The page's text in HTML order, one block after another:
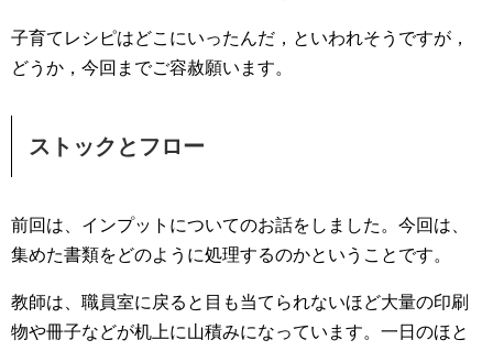
子育てレシピはどこにいったんだ，といわれそうですが，
どうか，今回までご容赦願います。
ストックとフロー
前回は、インプットについてのお話をしました。今回は、
集めた書類をどのように処理するのかということです。
教師は、職員室に戻ると目も当てられないほど大量の印刷
物や冊子などが机上に山積みになっています。一日のほと